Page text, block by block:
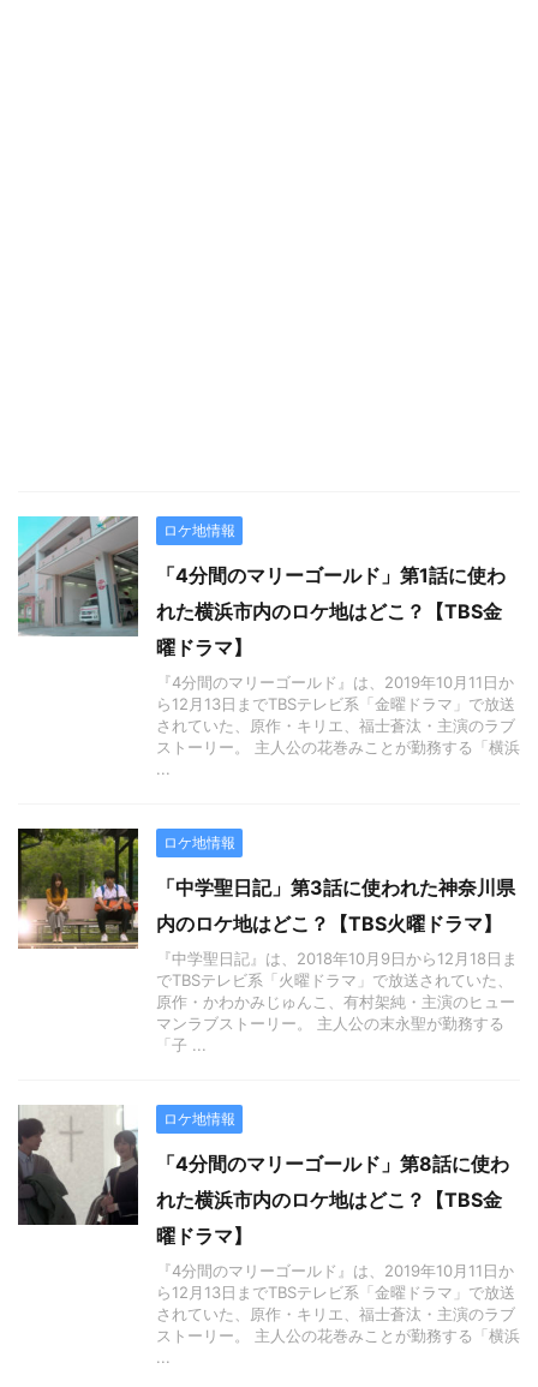
ロケ地情報
「4分間のマリーゴールド」第1話に使わ
れた横浜市内のロケ地はどこ？【TBS金
曜ドラマ】
『4分間のマリーゴールド』は、2019年10月11日か
ら12月13日までTBSテレビ系「金曜ドラマ」で放送
されていた、原作・キリエ、福士蒼汰・主演のラブ
ストーリー。 主人公の花巻みことが勤務する「横浜
...
ロケ地情報
「中学聖日記」第3話に使われた神奈川県
内のロケ地はどこ？【TBS火曜ドラマ】
『中学聖日記』は、2018年10月9日から12月18日ま
でTBSテレビ系「火曜ドラマ」で放送されていた、
原作・かわかみじゅんこ、有村架純・主演のヒュー
マンラブストーリー。 主人公の末永聖が勤務する
「子 ...
ロケ地情報
「4分間のマリーゴールド」第8話に使わ
れた横浜市内のロケ地はどこ？【TBS金
曜ドラマ】
『4分間のマリーゴールド』は、2019年10月11日か
ら12月13日までTBSテレビ系「金曜ドラマ」で放送
されていた、原作・キリエ、福士蒼汰・主演のラブ
ストーリー。 主人公の花巻みことが勤務する「横浜
...